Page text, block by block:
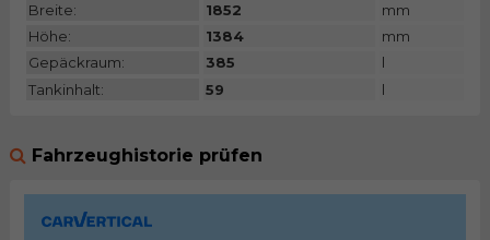
Breite:
1852
mm
Höhe:
1384
mm
Gepäckraum:
385
l
Tankinhalt:
59 l
Fahrzeughistorie prüfen